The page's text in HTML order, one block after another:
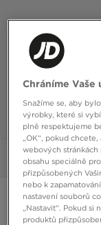
ADIDAS GAZELLE
Chráníme Vaše
Snažíme se, aby
výrobky, které si
plně respektujeme
„OK“, pokud
webových
obsahu speciálně
přizpůsobených
nebo k
nastavení souborů
„Nastavit“. Pokud si
produktů